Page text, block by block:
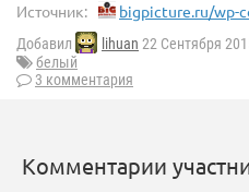
Источник: bigpicture.ru/wp-
Добавил lihuan 22 Сентября
белый
3 комментария
Комментарии